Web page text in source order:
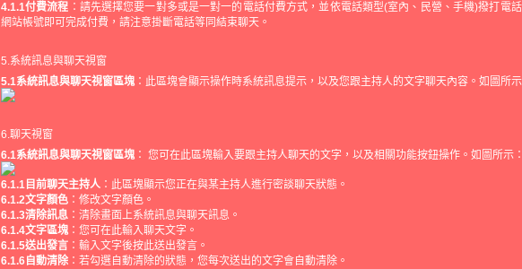
4.1.1付費流程 ：請先選擇您要一對多或是一對一的電話付費方式，並依電話類型(室內、民營、手機)撥打電
網站帳號即可完成付費，請注意掛斷電話等同結束聊天。
5.系統訊息與聊天視窗
5.1系統訊息與聊天視窗區塊 ：此區塊會顯示操作時系統訊息提示，以及您跟主持人的文字聊天內容。如圖所示
6.聊天視窗
6.1系統訊息與聊天視窗區塊 ： 您可在此區塊輸入要跟主持人聊天的文字，以及相關功能按鈕操作。如圖所示：
6.1.1目前聊天主持人 ：此區塊顯示您正在與某主持人進行密談聊天狀態。
6.1.2文字顏色 ：修改文字顏色。
6.1.3清除訊息 ：清除畫面上系統訊息與聊天訊息。
6.1.4文字區塊 ：您可在此輸入聊天文字。
6.1.5送出發言 ：輸入文字後按此送出發言。
6.1.6自動清除 ：若勾選自動清除的狀態，您每次送出的文字會自動清除。